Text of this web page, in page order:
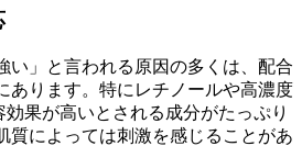
い」と言われる原因の多くは、配合
あります。特にレチノールや高濃度
果が高いとされる成分がたっぷり
質によっては刺激を感じることがあ